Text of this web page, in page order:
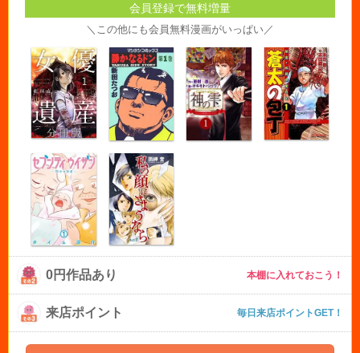
会員登録で無料増量
＼この他にも会員無料漫画がいっぱい／
0円作品あり 本棚に入れておこう！
来店ポイント 毎日来店ポイントGET！